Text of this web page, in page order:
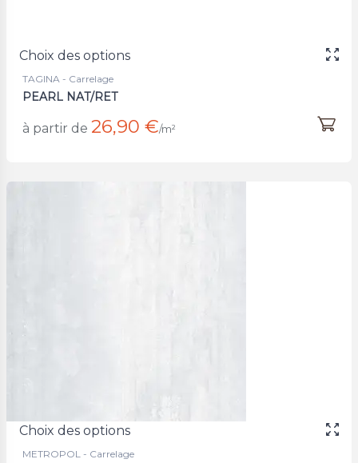
Choix des options
TAGINA - Carrelage
PEARL NAT/RET
à partir de 26,90 €/m²
Choix des options
METROPOL - Carrelage